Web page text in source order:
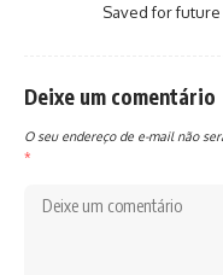
Saved for
Deixe um comentário
O seu endereço de e-mail não
*